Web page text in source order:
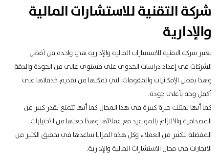
شركة التقنية للاستشارات المالية
والإدارية
تعتبر شركة التقنية للاستشارات المالية والإدارية هي واحدة من أفضل
الشركات فى إعداد دراسات الجدوي على مستوي عالي من الجودة والدقة
وهذا بفضل الإمكانيات والمقومات التي تمكنها من تقديم خدماتها على
أكمل وجه بأعلى جودة.
كما أنها تمتلك خبرة كبيرة فى هذا المجال كما أنها تتمتع بقدر كبير من
المصداقية والالتزام بالمواعيد مع عملائها وهذا جعلها من الاختيارات
المفضلة للكثير من العملاء وكل هذه المزايا ساعدها في تحقيق الكثير من
الانجازات في مجال الاستشارات المالية والإدارية.